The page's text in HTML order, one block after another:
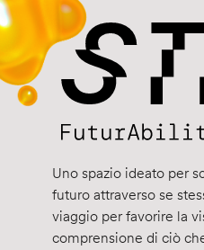
Uno spazio ideato per
futuro attraverso se
viaggio per favorire la
comprensione di ciò